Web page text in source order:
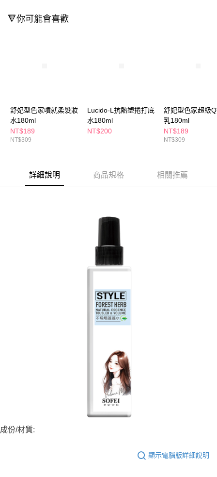
３．安心：先確認商品／服務後，再付款。
※ 交易是否成功請以「AFTEE先享後付 」之結帳頁面顯示為準，若有關於
是否繳費成功／繳費後需取消欲退款等相關疑問，請聯繫「AFTEE先享後付
客戶支援中心」
https://netprotections.freshdesk.com/support/home
權轉讓予恩沛科技股份有限公司。
２．關於個人資料處理事宜，請瀏覽以下網址：
４．使用「AFTEE先享後付」時，將依據個別帳號之用戶狀況，依本公司即
時審查核予不同之上限額度；若仍有額度不足之情形，本公司將視審查結果
５．嚴禁一人註冊多個帳號或使用他人資訊註冊。若發現惡意使用之情形，
恩沛科技股份有限公司將有權停止該用戶之使用額度並採取法律行動。
全家取貨付款
付款後萊爾富取貨
每筆NT$65，滿NT$490(含以上)免運費
7-11取貨付款
付款後7-11取貨
每筆NT$65，滿NT$490(含以上)免運費
每筆NT$100，滿NT$790(含以上)免運費
付款後寶雅門市自取(由倉庫統一出貨)
每筆NT$80，滿NT$290(含以上)免運費
🔻你可能會喜歡
舒妃型色家噴就柔髮妝
水180ml
NT$189
NT$309
Lucido-L抗熱塑捲打底
水180ml
NT$200
舒妃型色家超級
乳180ml
NT$189
NT$309
詳細說明 商品規格 相關推薦
成份/材質:
顯示電腦版詳細說明